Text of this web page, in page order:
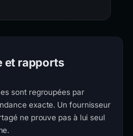
et rapports
sont regroupées par
exacte. Un fournisseur
ne prouve pas à lui seul